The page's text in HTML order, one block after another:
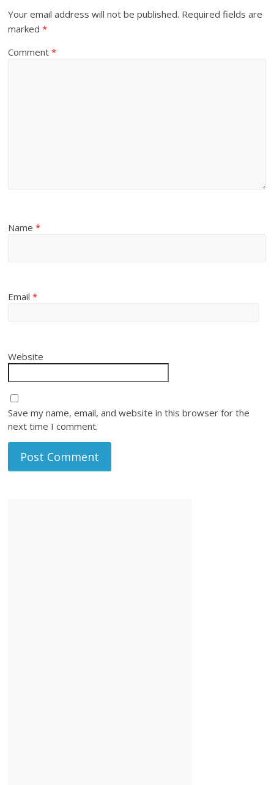
Your email address will not be published. Required fields are
marked*
Comment*
Name*
Email*
Website
Save my name, email, and website in this browser for the
next time I comment.